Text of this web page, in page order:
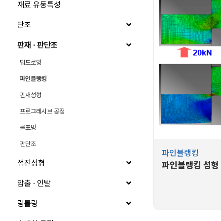
재료 유동특성
단조
판재 · 판단조
딥드로잉
파인블랭킹
판재성형
프로그레시브 공정
롤포밍
판단조
점진성형
압출 · 인발
링롤링
파인블랭킹
파인블랭킹 성형